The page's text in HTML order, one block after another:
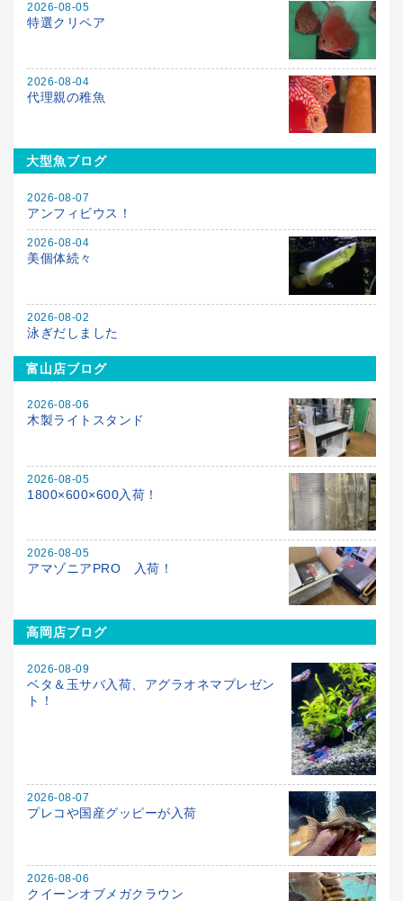
2026-08-05
特選クリペア
2026-08-04
代理親の稚魚
大型魚ブログ
2026-08-07
アンフィビウス！
2026-08-04
美個体続々
2026-08-02
泳ぎだしました
富山店ブログ
2026-08-06
木製ライトスタンド
2026-08-05
1800×600×600入荷！
2026-08-05
アマゾニアPRO 入荷！
高岡店ブログ
2026-08-09
ベタ＆玉サバ入荷、アグラオネマプレゼン
ト！
2026-08-07
プレコや国産グッピーが入荷
2026-08-06
クイーンオブメガクラウン